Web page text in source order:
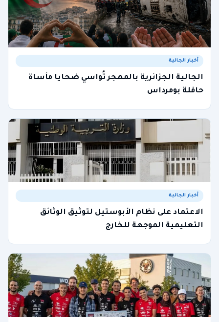
أخبار الجالية
الجالية الجزائرية بالمهجر تُواسي ضحايا مأساة
حافلة بومرداس
أخبار الجالية
الاعتماد على نظام الأبوستيل لتوثيق الوثائق
التعليمية الموجهة للخارج